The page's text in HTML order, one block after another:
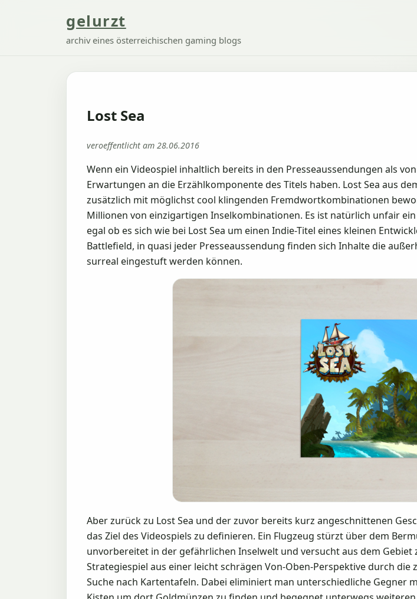
gelurzt
archiv eines österreichischen gaming blogs
Lost Sea
veroeffentlicht am 28.06.2016
Wenn ein Videospiel inhaltlich bereits in den Presseaussendungen als
Erwartungen an die Erzählkomponente des Titels haben. Lost Sea aus
zusätzlich mit möglichst cool klingenden Fremdwortkombinationen
Millionen von einzigartigen Inselkombinationen. Es ist natürlich unfair
egal ob es sich wie bei Lost Sea um einen Indie-Titel eines kleinen
Battlefield, in quasi jeder Presseaussendung finden sich Inhalte die
surreal eingestuft werden können.
Aber zurück zu Lost Sea und der zuvor bereits kurz angeschnittenen
das Ziel des Videospiels zu definieren. Ein Flugzeug stürzt über dem
unvorbereitet in der gefährlichen Inselwelt und versucht aus dem
Strategiespiel aus einer leicht schrägen Von-Oben-Perspektive durch
Suche nach Kartentafeln. Dabei eliminiert man unterschiedliche